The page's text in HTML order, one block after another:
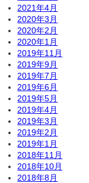
2021年4月
2020年3月
2020年2月
2020年1月
2019年11月
2019年9月
2019年7月
2019年6月
2019年5月
2019年4月
2019年3月
2019年2月
2019年1月
2018年11月
2018年10月
2018年8月